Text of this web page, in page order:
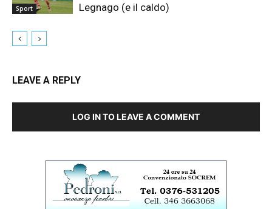
Sport
Legnago (e il caldo)
LEAVE A REPLY
LOG IN TO LEAVE A COMMENT